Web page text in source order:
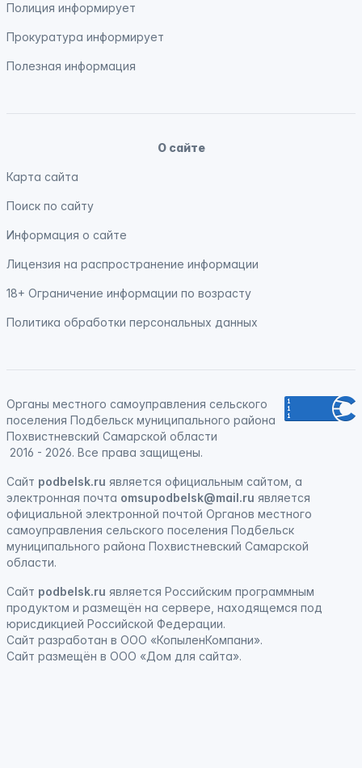
Полиция информирует
Прокуратура информирует
Полезная информация
О сайте
Карта сайта
Поиск по сайту
Информация о сайте
Лицензия на распространение информации
18+ Ограничение информации по возрасту
Политика обработки персональных данных
Органы местного самоуправления сельского
поселения Подбельск муниципального района
Похвистневский Самарской области
2016 - 2026. Все права защищены.
Сайт podbelsk.ru является официальным сайтом, а
электронная почта omsupodbelsk@mail.ru является
официальной электронной почтой Органов местного
самоуправления сельского поселения Подбельск
муниципального района Похвистневский Самарской
области.
Сайт podbelsk.ru является Российским программным
продуктом и размещён на сервере, находящемся под
юрисдикцией Российской Федерации.
Сайт разработан в ООО «КопыленКомпани».
Сайт размещён в ООО «Дом для сайта».